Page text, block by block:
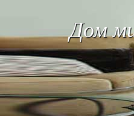
Дом